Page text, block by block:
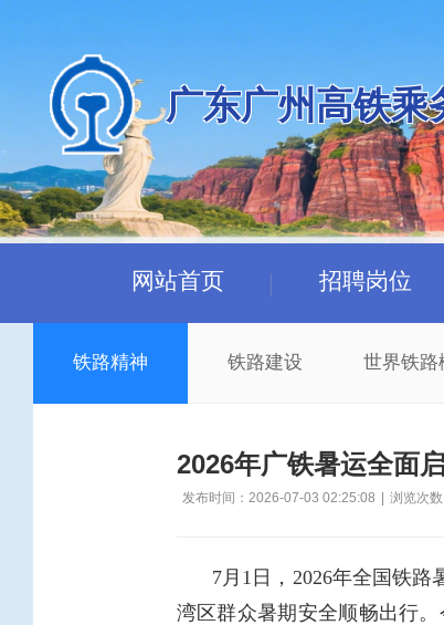
广东广州高铁乘
网站首页 招聘岗位
铁路精神 铁路建设 世界铁路
2026年广铁暑运全面
发布时间：2026-07-03 02:25:08 浏览次数
7月1日，2026年全国铁
湾区群众暑期安全顺畅出行